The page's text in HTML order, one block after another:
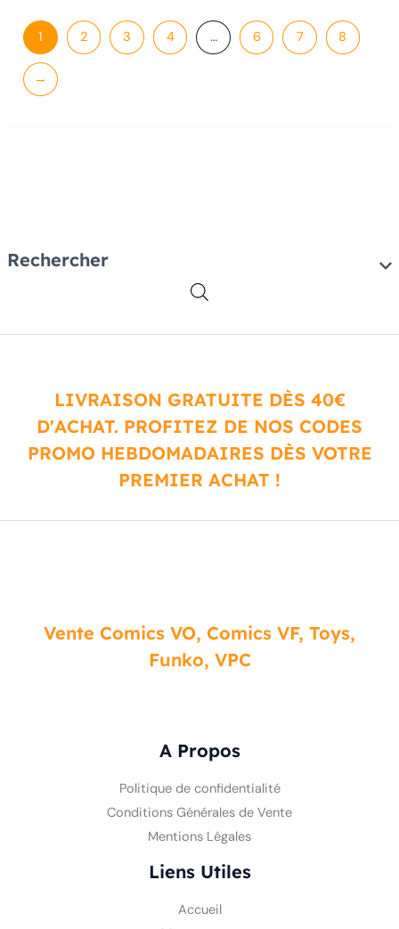
Rechercher
1 2 3 4 … 6 7 8
→
LIVRAISON GRATUITE DÈS 40€
D'ACHAT. PROFITEZ DE NOS CODES
PROMO HEBDOMADAIRES DÈS VOTRE
PREMIER ACHAT !
A Propos
Politique de confidentialité
Conditions Générales de Vente
Liens Utiles